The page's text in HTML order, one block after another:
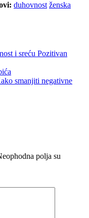
duhovnost ženska
Pozitivan
smanjiti negativne
polja su